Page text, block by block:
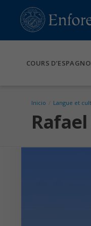
COURS
Inicio Langue et